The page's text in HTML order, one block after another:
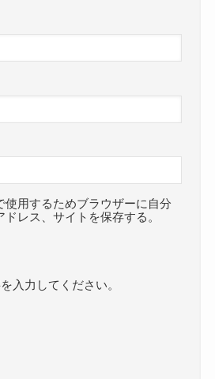
使用するためブラウザーに自分
レス、サイトを保存する。
入力してください。